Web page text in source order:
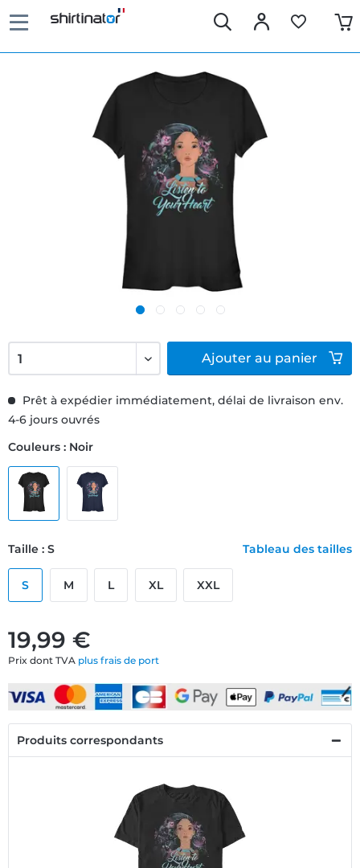
19,99 €
Prix dont TVA plus frais de port
Prêt à expédier immédiatement, délai de livraison env.
4-6 jours ouvrés
Couleurs : Noir
Taille : S Tableau des tailles
S M L XL XXL
Ajouter au panier
Produits correspondants